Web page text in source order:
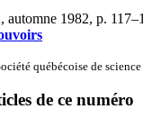
automne 1982, p.
québécoise de
de ce numéro